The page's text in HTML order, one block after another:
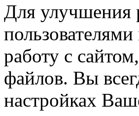
Для улучшения
работу с
файлов. Вы
настройках